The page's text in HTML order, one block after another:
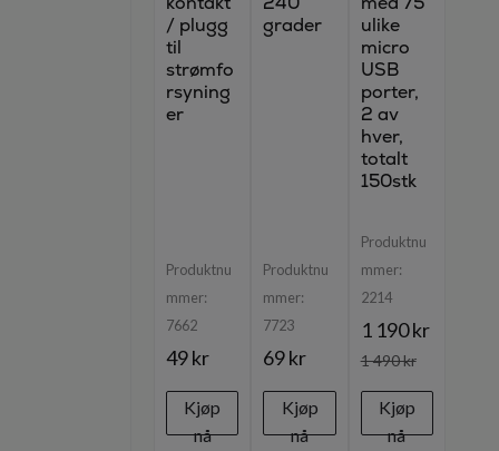
/ plugg
til
strømfo
rsyning
er
Produktnu
mmer:
7662
49 kr
Kjøp
nå
grader
Produktnu
mmer:
7723
69 kr
Kjøp
nå
ulike
micro
USB
porter,
2 av
hver,
totalt
150stk
Produktnu
mmer:
2214
1 190 kr
1 490 kr
Kjøp
nå